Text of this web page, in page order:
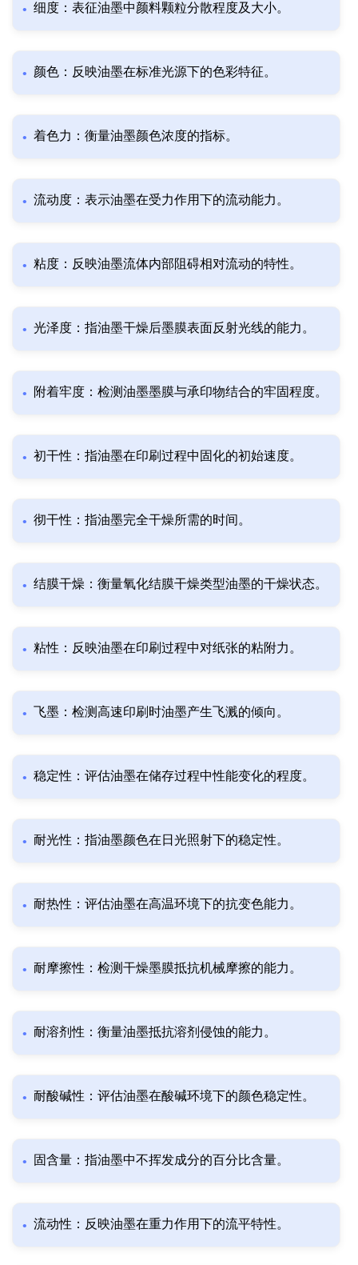
细度：表征油墨中颜料颗粒分散程度及大小。
颜色：反映油墨在标准光源下的色彩特征。
着色力：衡量油墨颜色浓度的指标。
流动度：表示油墨在受力作用下的流动能力。
粘度：反映油墨流体内部阻碍相对流动的特性。
光泽度：指油墨干燥后墨膜表面反射光线的能力。
附着牢度：检测油墨墨膜与承印物结合的牢固程度。
初干性：指油墨在印刷过程中固化的初始速度。
彻干性：指油墨完全干燥所需的时间。
结膜干燥：衡量氧化结膜干燥类型油墨的干燥状态。
粘性：反映油墨在印刷过程中对纸张的粘附力。
飞墨：检测高速印刷时油墨产生飞溅的倾向。
稳定性：评估油墨在储存过程中性能变化的程度。
耐光性：指油墨颜色在日光照射下的稳定性。
耐热性：评估油墨在高温环境下的抗变色能力。
耐摩擦性：检测干燥墨膜抵抗机械摩擦的能力。
耐溶剂性：衡量油墨抵抗溶剂侵蚀的能力。
耐酸碱性：评估油墨在酸碱环境下的颜色稳定性。
固含量：指油墨中不挥发成分的百分比含量。
流动性：反映油墨在重力作用下的流平特性。